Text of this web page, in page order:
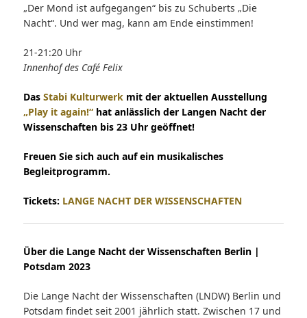
„Der Mond ist aufgegangen“ bis zu Schuberts „Die
Nacht“. Und wer mag, kann am Ende einstimmen!
21-21:20 Uhr
Innenhof des Café Felix
Das Stabi Kulturwerkmit der aktuellen Ausstellung
„Play it again!“hat anlässlich der Langen Nacht der
Wissenschaften bis 23 Uhr geöffnet!
Freuen Sie sich auch auf ein musikalisches
Begleitprogramm.
Tickets: LANGE NACHT DER WISSENSCHAFTEN
Über die Lange Nacht der Wissenschaften Berlin |
Potsdam 2023
Die Lange Nacht der Wissenschaften (LNDW) Berlin und
Potsdam findet seit 2001 jährlich statt. Zwischen 17 und